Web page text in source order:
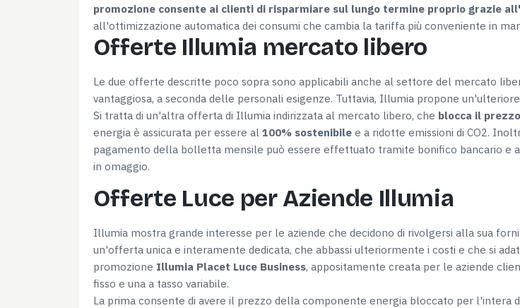
promozione consente ai clienti di risparmiare sul lungo termine proprio grazie
all'ottimizzazione automatica dei consumi che cambia la tariffa più conveniente in
Offerte Illumia mercato libero
Le due offerte descritte poco sopra sono applicabili anche al settore del mercato
vantaggiosa, a seconda delle personali esigenze. Tuttavia, Illumia propone
Si tratta di un'altra offerta di Illumia indirizzata al mercato libero, che blocca il
energia è assicurata per essere al 100% sostenibile e a ridotte emissioni di CO2.
pagamento della bolletta mensile può essere effettuato tramite bonifico bancario e
in omaggio.
Offerte Luce per Aziende Illumia
Illumia mostra grande interesse per le aziende che decidono di rivolgersi alla sua
un'offerta unica e interamente dedicata, che abbassi ulteriormente i costi e che si
promozione Illumia Placet Luce Business, appositamente creata per le aziende
fisso e una a tasso variabile.
La prima consente di avere il prezzo della componente energia bloccato per l'intera